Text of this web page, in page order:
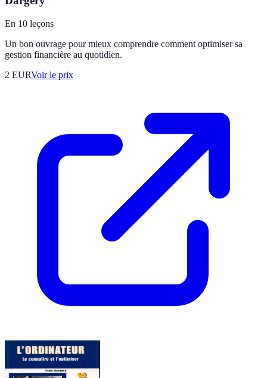
En 10 leçons
Un bon ouvrage pour mieux comprendre comment optimiser sa
gestion financière au quotidien.
2 EURVoir le prix